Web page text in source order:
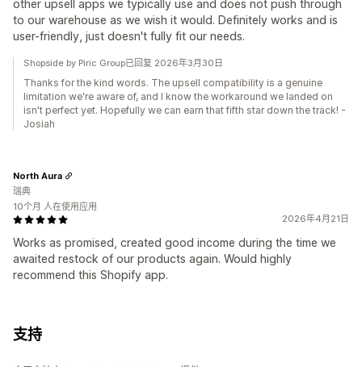
other upsell apps we typically use and does not push through
to our warehouse as we wish it would. Definitely works and is
user-friendly, just doesn't fully fit our needs.
Shopside by Piric Group已回复 2026年3月30日
Thanks for the kind words. The upsell compatibility is a genuine
limitation we're aware of, and I know the workaround we landed on
isn't perfect yet. Hopefully we can earn that fifth star down the track! -
Josiah
2026年4月21日
Works as promised, created good income during the time we
awaited restock of our products again. Would highly
recommend this Shopify app.
North Aura
瑞典
10个月 人在使用应用
支持